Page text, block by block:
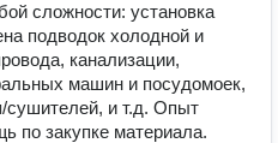
сложности: установка
подводок холодной и
канализации,
машин и посудомоек,
сушителей, и т.д. Опыт
по закупке материала.